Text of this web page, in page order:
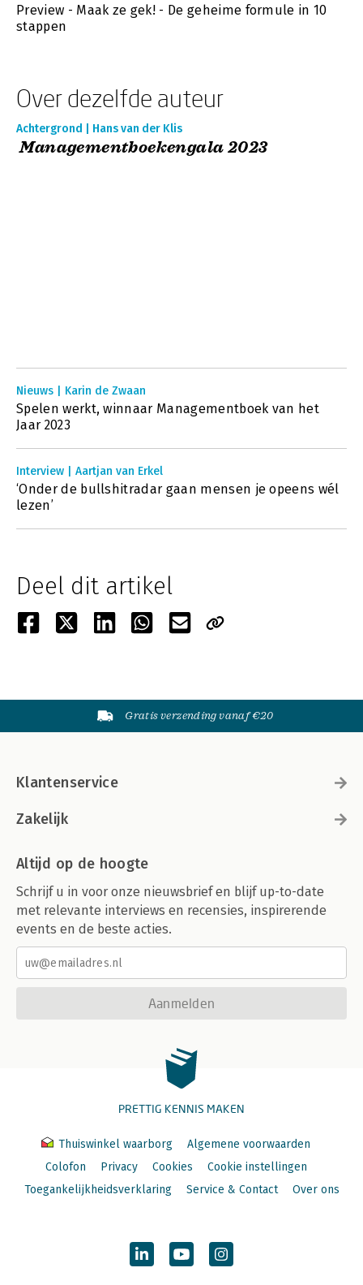
Preview - Maak ze gek! - De geheime formule in 10
stappen
Over dezelfde auteur
Achtergrond | Hans van der Klis
Managementboekengala 2023
Nieuws | Karin de Zwaan
Spelen werkt, winnaar Managementboek van het
Jaar 2023
Interview | Aartjan van Erkel
‘Onder de bullshitradar gaan mensen je opeens wél
lezen’
Deel dit artikel
Gratis verzending vanaf €20
Klantenservice
Zakelijk
Altijd op de hoogte
Schrijf u in voor onze nieuwsbrief en blijf up-to-date
met relevante interviews en recensies, inspirerende
events en de beste acties.
Aanmelden
PRETTIG KENNIS MAKEN
Thuiswinkel waarborg
Algemene voorwaarden
Colofon
Privacy Cookies
Cookie instellingen
Toegankelijkheidsverklaring
Service & Contact Over ons